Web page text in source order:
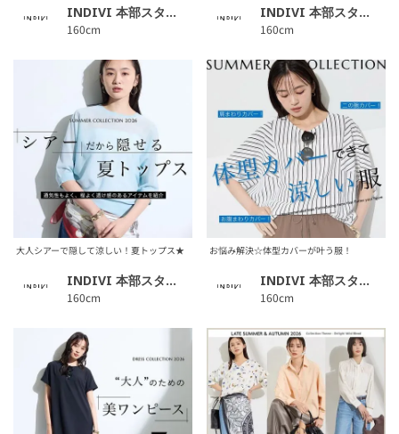
INDIVI 本部スタッフ
160cm
INDIVI 本部スタッフ
160cm
大人シアーで隠して涼しい！夏トップス★
INDIVI 本部スタッフ
160cm
お悩み解決☆体型カバーが叶う服！
INDIVI 本部スタッフ
160cm